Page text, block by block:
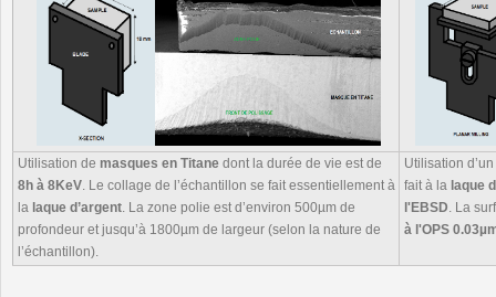
Utilisation de masques en Titane dont la durée de vie est de
8h à 8KeV . Le collage de l’échantillon se fait essentiellement à
la laque d’argent . La zone polie est d’environ 500µm de
profondeur et jusqu’à 1800µm de largeur (selon la nature de
l’échantillon).
Utilisation
fait à la laque
l'EBSD . La
à l'OPS